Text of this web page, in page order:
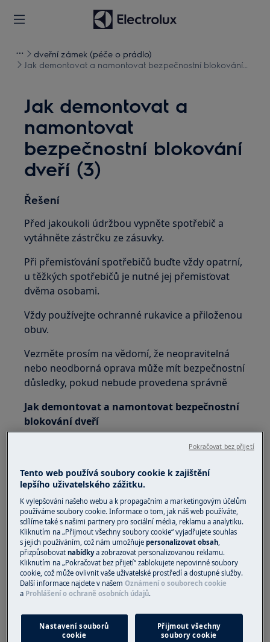
dveřní zámek (péče o prádlo)
Jak demontovat a namontovat bezpečnostní blokování
Jak demontovat a
namontovat
bezpečnostní blokování
dveří (3)
Řešení
Před jakoukoli údržbou vypněte spotřebič a
vytáhněte zástrčku ze zásuvky.
Při přemisťování spotřebičů buďte vždy opatrní,
u těžkých spotřebičů je nutné jej přemisťovat
dvěma osobami.
Vždy používejte ochranné rukavice a přiloženou
obuv.
Vezměte prosím na vědomí, že neopravitelná
nebo neodborná oprava může mít bezpečnostní
důsledky, pokud nebude provedena správně
Jak demontovat a namontovat bezpečnostní
blokování dveří
Demontujte železný kroužek upevňující
Odstraňte příslušnou část měchového těsnění
Tento web používá soubory cookie k zajištění
lepšího uživatelského zážitku.
K vylepšování našeho webu a k propagačním a marketingovým účelům
používáme soubory cookie. Informace o tom, jak náš web používáte,
sdílíme také s našimi partnery pro sociální média, reklamu a analytiku.
Kliknutím na „Přijmout všechny soubory cookie“ vyjadřujete souhlas
s jejich používáním, což nám umožňujepersonalizovat obsah
přizpůsobovatnabídkya zobrazovat personalizovanou reklamu.
Kliknutím na „Pokračovat bez přijetí“ zablokujete nepovinné soubory
cookie, což může ovlivnit vaše uživatelské prostředí a dostupné služby.
Další informace najdete v našemOznámení o souborech cookie
a Prohlášení o ochraně osobních údajů.
Nastavení souborů
cookie
Přijmout všechny
soubory cookie
Pokračovat bez přijetí